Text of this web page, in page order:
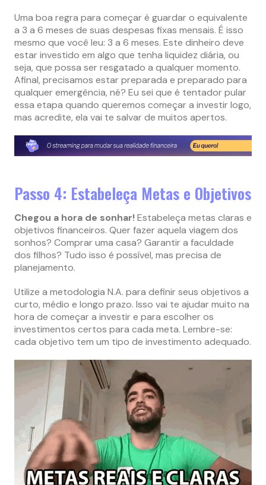
Uma boa regra para começar é guardar o equivalente
a 3 a 6 meses de suas despesas fixas mensais. É isso
mesmo que você leu: 3 a 6 meses. Este dinheiro deve
estar investido em algo que tenha liquidez diária, ou
seja, que possa ser resgatado a qualquer momento.
Afinal, precisamos estar preparada e preparado para
qualquer emergência, né? Eu sei que é tentador pular
essa etapa quando queremos começar a investir logo,
mas acredite, ela vai te salvar de muitos apertos.
Passo 4: Estabeleça Metas e Objetivos
Chegou a hora de sonhar!Estabeleça metas claras e
objetivos financeiros. Quer fazer aquela viagem dos
sonhos? Comprar uma casa? Garantir a faculdade
dos filhos? Tudo isso é possível, mas precisa de
planejamento.
Utilize a metodologia N.A. para definir seus objetivos a
curto, médio e longo prazo. Isso vai te ajudar muito na
hora de começar a investir e para escolher os
investimentos certos para cada meta. Lembre-se:
cada objetivo tem um tipo de investimento adequado.